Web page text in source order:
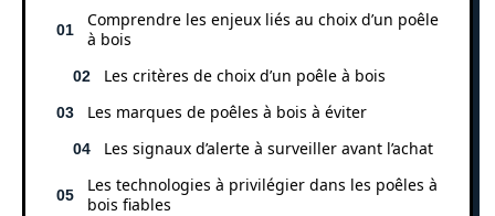
Comprendre les enjeux liés au choix d’un poêle
à bois
Les critères de choix d’un poêle à bois
Les marques de poêles à bois à éviter
Les signaux d’alerte à surveiller avant l’achat
Les technologies à privilégier dans les poêles à
bois fiables